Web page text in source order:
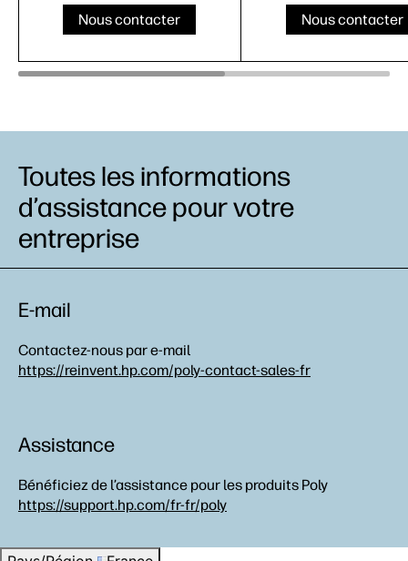
Nous contacter Nous contacter
Toutes les informations
d’assistance pour votre
entreprise
E-mail
Contactez-nous par e-mail
https://reinvent.hp.com/poly-contact-sales-fr
Assistance
Bénéficiez de l’assistance pour les produits Poly
https://support.hp.com/fr-fr/poly